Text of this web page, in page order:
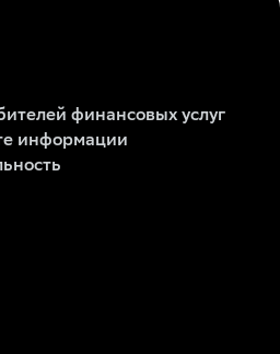
финансовых услуг
информации